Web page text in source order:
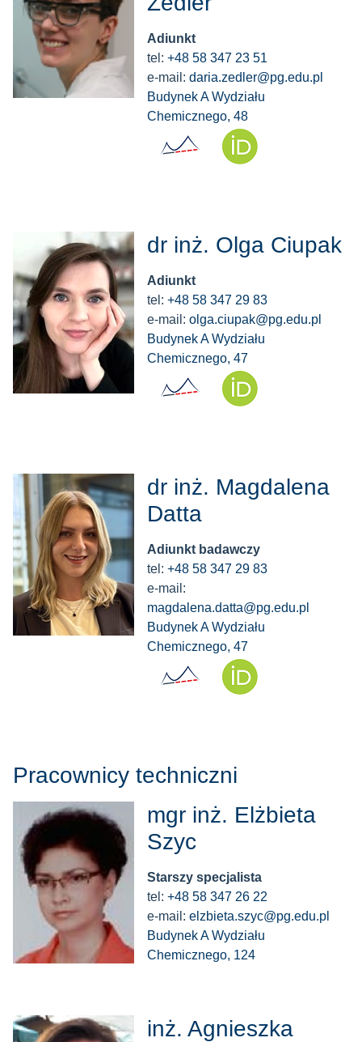
Adiunkt
tel: +48 58 347 23 51
e-mail: daria.zedler@pg.edu.pl
Budynek A Wydziału
Chemicznego, 48
dr inż. Olga Ciupak
Adiunkt
tel: +48 58 347 29 83
e-mail: olga.ciupak@pg.edu.pl
Budynek A Wydziału
Chemicznego, 47
dr inż. Magdalena
Datta
Adiunkt badawczy
tel: +48 58 347 29 83
e-mail:
magdalena.datta@pg.edu.pl
Budynek A Wydziału
Chemicznego, 47
Pracownicy techniczni
mgr inż. Elżbieta
Szyc
Starszy specjalista
tel: +48 58 347 26 22
e-mail: elzbieta.szyc@pg.edu.pl
Budynek A Wydziału
Chemicznego, 124
inż. Agnieszka